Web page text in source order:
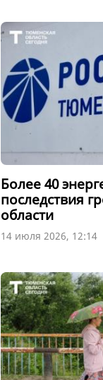
Более 40
последствия
области
14 июля 2026, 12:14